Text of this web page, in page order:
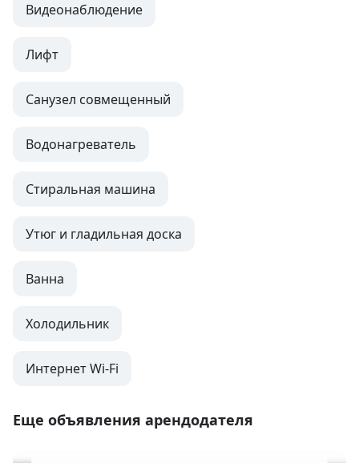
Видеонаблюдение
Лифт
Санузел совмещенный
Водонагреватель
Стиральная машина
Утюг и гладильная доска
Ванна
Холодильник
Интернет Wi-Fi
Еще объявления арендодателя